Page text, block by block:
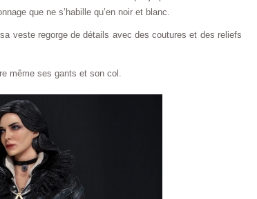
que ne s’habille qu’en noir et blanc.
veste regorge de détails avec des coutures et des reliefs
même ses gants et son col.